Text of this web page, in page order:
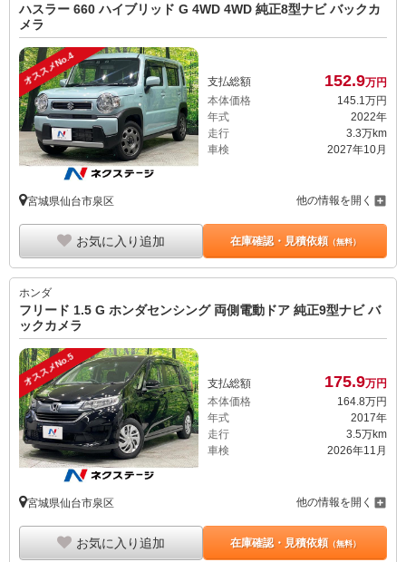
ハスラー 660 ハイブリッド G 4WD 4WD 純正8型ナビ バックカ
メラ
オススメNo.4 支払総額 152.9万円
本体価格
145. 1 万円
年式
2022年
走行
3.3万km
車検
2027年10月
宮城県仙台市泉区 他の情報を開く
お気に入り追加 在庫確認・見積依頼（無料）
ホンダ
フリード 1.5 G ホンダセンシング 両側電動ドア 純正9型ナビ バ
ックカメラ
オススメNo.5 支払総額 175.9万円
本体価格
164.8万円
年式
2017年
走行
3.5万km
車検
2026年11月
宮城県仙台市泉区 他の情報を開く
お気に入り追加 在庫確認・見積依頼（無料）